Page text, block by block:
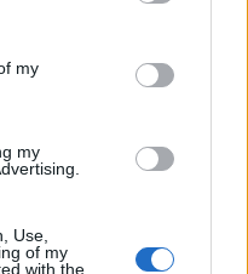
its third-party tags to
in below Google
my
my
Use,
of my
with the